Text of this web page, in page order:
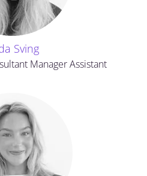
Sving
Manager Assistant